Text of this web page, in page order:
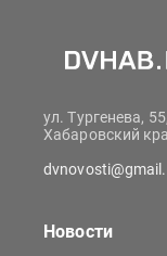
ул. Тургенева,
Хабаровский
Новости